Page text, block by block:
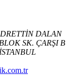
DALAN
SK. ÇARŞI B